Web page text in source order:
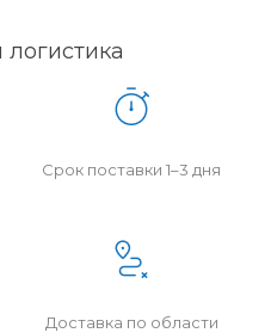
Срок поставки 1–3 дня
Доставка по области